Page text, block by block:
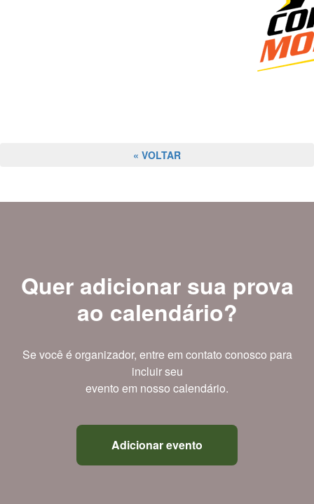
« VOLTAR
Quer adicionar sua prova
ao calendário?
Se você é organizador, entre em contato conosco para
incluir seu
evento em nosso calendário.
Adicionar evento